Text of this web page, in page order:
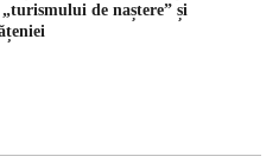
de naștere” și